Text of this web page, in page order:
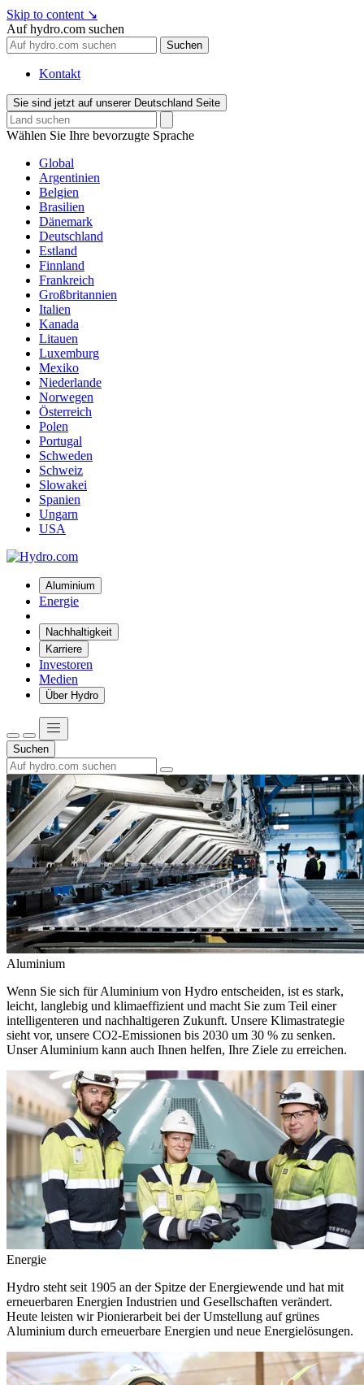
Skip to content ↘
Auf hydro.com suchen
Suchen
Kontakt
Sie sind jetzt auf unserer Deutschland Seite
Wählen Sie Ihre bevorzugte Sprache
Global
Argentinien
Belgien
Brasilien
Dänemark
Deutschland
Estland
Finnland
Frankreich
Großbritannien
Italien
Kanada
Litauen
Luxemburg
Mexiko
Niederlande
Norwegen
Österreich
Polen
Portugal
Schweden
Schweiz
Slowakei
Spanien
Ungarn
USA
Aluminium
Energie
Nachhaltigkeit
Karriere
Investoren
Medien
Über Hydro
Suchen
Aluminium
Wenn Sie sich für Aluminium von Hydro entscheiden, ist es stark,
leicht, langlebig und klimaeffizient und macht Sie zum Teil einer
intelligenteren und nachhaltigeren Zukunft. Unsere Klimastrategie
sieht vor, unsere CO2-Emissionen bis 2030 um 30 % zu senken.
Unser Aluminium kann auch Ihnen helfen, Ihre Ziele zu erreichen.
Energie
Hydro steht seit 1905 an der Spitze der Energiewende und hat mit
erneuerbaren Energien Industrien und Gesellschaften verändert.
Heute leisten wir Pionierarbeit bei der Umstellung auf grünes
Aluminium durch erneuerbare Energien und neue Energielösungen.